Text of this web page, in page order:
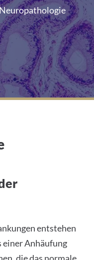
entstehen
einer Anhäufung